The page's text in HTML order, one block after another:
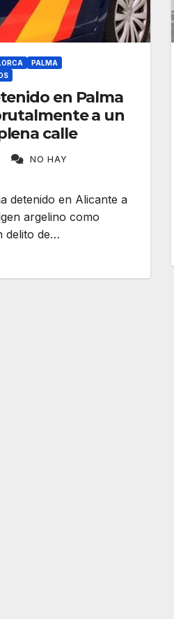
PALMA
en Palma
a un
calle
NO HAY
detenido en Alicante a
argelino como
delito de…